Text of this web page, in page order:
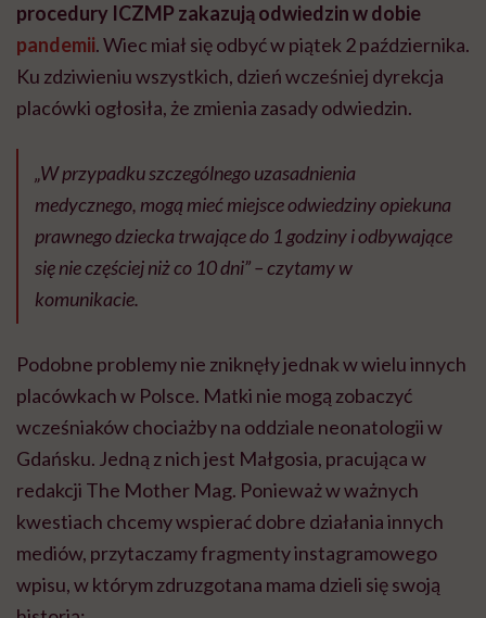
procedury ICZMP zakazują odwiedzin w dobie
pandemii. Wiec miał się odbyć w piątek 2 października.
Ku zdziwieniu wszystkich, dzień wcześniej dyrekcja
placówki ogłosiła, że zmienia zasady odwiedzin.
„W przypadku szczególnego uzasadnienia
medycznego, mogą mieć miejsce odwiedziny opiekuna
prawnego dziecka trwające do 1 godziny i odbywające
się nie częściej niż co 10 dni” – czytamy w
komunikacie.
Podobne problemy nie zniknęły jednak w wielu innych
placówkach w Polsce. Matki nie mogą zobaczyć
wcześniaków chociażby na oddziale neonatologii w
Gdańsku. Jedną z nich jest Małgosia, pracująca w
redakcji The Mother Mag. Ponieważ w ważnych
kwestiach chcemy wspierać dobre działania innych
mediów, przytaczamy fragmenty instagramowego
wpisu, w którym zdruzgotana mama dzieli się swoją